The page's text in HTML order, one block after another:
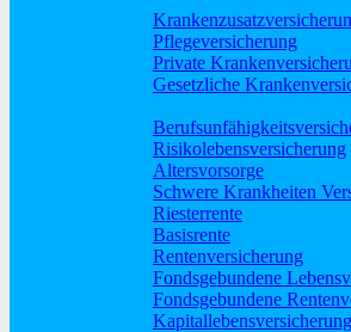
Pflegeversicherung
Private
Gesetzliche
Risikolebensversicherung
Altersvorsorge
Schwere Krankheiten
Riesterrente
Basisrente
Rentenversicherung
Fondsgebundene
Fondsgebundene
Kapitallebensversicherung